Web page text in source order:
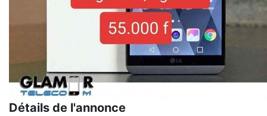
Détails de l'annonce